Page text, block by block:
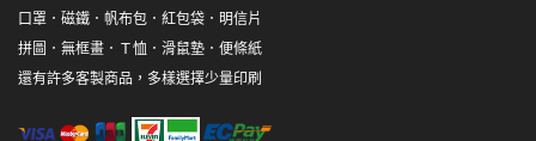
口罩 ． 磁鐵 ． 帆布包 ． 紅包袋 ． 明信片
拼圖 ． 無框畫 ． Ｔ恤 ． 滑鼠墊 ． 便條紙
還有許多客製商品，多樣選擇少量印刷